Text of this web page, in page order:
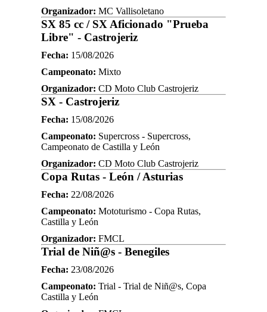
Organizador: MC Vallisoletano
SX 85 cc / SX Aficionado "Prueba
Libre" - Castrojeriz
Fecha: 15/08/2026
Campeonato: Mixto
Organizador: CD Moto Club Castrojeriz
SX - Castrojeriz
Fecha: 15/08/2026
Campeonato: Supercross - Supercross,
Campeonato de Castilla y León
Organizador: CD Moto Club Castrojeriz
Copa Rutas - León / Asturias
Fecha: 22/08/2026
Campeonato: Mototurismo - Copa Rutas,
Castilla y León
Organizador: FMCL
Trial de Niñ@s - Benegiles
Fecha: 23/08/2026
Campeonato: Trial - Trial de Niñ@s, Copa
Castilla y León